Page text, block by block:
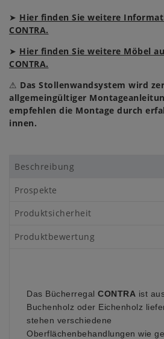
➤ Hier finden Sie weitere
CONTRA.
➤ Hier finden Sie weitere Möbel
CONTRA.
⚠ Das Stollenwandsystem wird
allgemeingültiger
empfehlen die Montage durch
innen.
Beschreibung
Prospekte
Produktsicherheit
Produktbewertung
Das Bücherregal CONTRA ist
Buchenholz oder Eichenholz
stehen verschiedene
Oberflächenbehandlungen wie